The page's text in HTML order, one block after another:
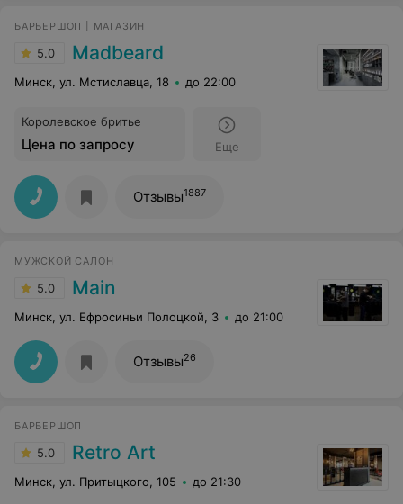
БАРБЕРШОП | МАГАЗИН
5.0 Madbeard
Минск, ул. Мстиславца, 18 до 22:00
Королевское бритье
Цена по запросу Еще
Отзывы1887
МУЖСКОЙ САЛОН
5.0 Main
Минск, ул. Ефросиньи Полоцкой, 3 до 21:00
Отзывы26
БАРБЕРШОП
5.0 Retro Art
Минск, ул. Притыцкого, 105 до 21:30